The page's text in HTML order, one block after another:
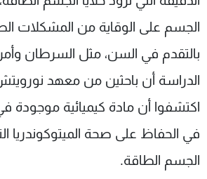
الجسم على الوقاية من المشكلات
بالتقدم في السن، مثل السرطان
الدراسة أن باحثين من معهد نورويتش
اكتشفوا أن مادة كيميائية موجودة
في الحفاظ على صحة الميتوكوندريا
الجسم الطاقة.
لاعلاناتكم
شروط
سياسة